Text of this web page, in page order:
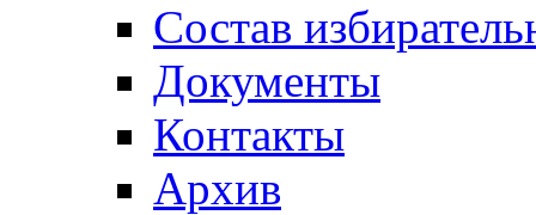
Состав
Документы
Контакты
Архив